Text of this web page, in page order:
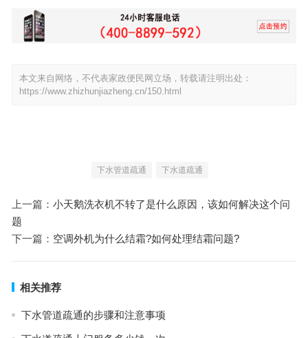
本文来自网络，不代表家政便民网立场，转载请注明出处：
https://www.zhizhunjiazheng.cn/150.html
下水管道疏通 下水道疏通
上一篇： 小天鹅洗衣机不转了是什么原因，该如何解决这个问
题
下一篇： 空调外机为什么结霜?如何处理结霜问题?
相关推荐
下水管道疏通的步骤和注意事项